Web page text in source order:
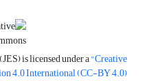
is licensed under a"Creative
4.0 International (CC-BY 4.0)"